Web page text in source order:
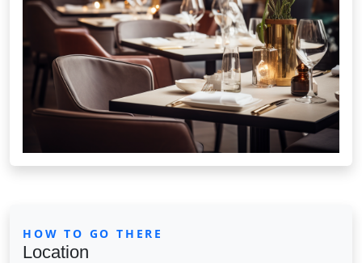
HOW TO GO THERE
Location